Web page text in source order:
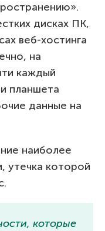
дисках ПК,
веб-хостинга
на
каждый
планшета
данные на
наиболее
утечка которой
которые